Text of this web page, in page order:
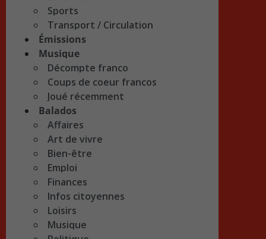
Sports
Transport / Circulation
Émissions
Musique
Décompte franco
Coups de coeur francos
Joué récemment
Balados
Affaires
Art de vivre
Bien-être
Emploi
Finances
Infos citoyennes
Loisirs
Musique